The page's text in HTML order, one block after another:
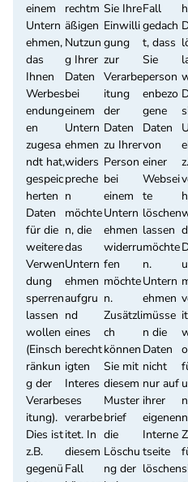
einem
Untern
ehmen,
das
Ihnen
Werbes
endung
en
zugesa
ndt hat,
gespeic
herten
Daten
für die
weitere
Verwen
dung
sperren
lassen
wollen
(Einsch
ränkun
g der
Verarbe
itung).
Dies ist
z.B.
gegenü
rechtm
äßigen
Nutzun
g Ihrer
Daten
bei
einem
Untern
ehmen
widers
preche
n
möchte
n, die
das
Untern
ehmen
aufgru
nd
eines
berecht
igten
Interes
ses
verarbe
itet. In
diesem
Fall
Sie Ihre
Einwilli
gung
zur
Verarbe
itung
der
Daten
zu Ihrer
Person
bei
einem
Untern
ehmen
widerru
fen
möchte
n.
Zusätzli
ch
können
Sie mit
diesem
Muster
brief
die
Löschu
ng der
Fall
gedach
t, dass
Sie
person
enbezo
gene
Daten
von
einer
Websei
te
löschen
lassen
möchte
n.
Untern
ehmen
müsse
n die
Daten
nicht
nur auf
ihrer
eigenen
Interne
tseite
löschen
n